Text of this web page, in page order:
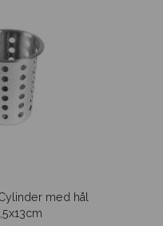
med hål